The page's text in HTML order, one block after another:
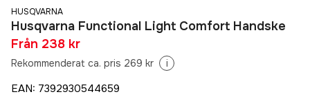
HUSQVARNA
Husqvarna Functional Light Comfort Handske
Från 238 kr
Rekommenderat ca. pris 269 kr i
EAN: 7392930544659